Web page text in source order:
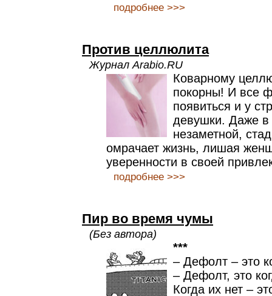
подробнее >>>
Против целлюлита
Журнал Arabio.RU
Коварному
покорны! И все
появиться и у
девушки. Даже в
незаметной,
омрачает жизнь, лишая
уверенности в своей
подробнее >>>
Пир во время чумы
(Без автора)
***
– Дефолт – это
– Дефолт, это
Когда их нет –